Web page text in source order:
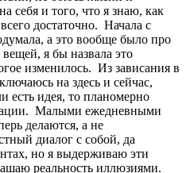
себя и того, что я знаю, как
достаточно. Начала с
а это вообще было про
я бы назвала это
изменилось. Из зависания в
на здесь и сейчас,
есть идея, то планомерно
Малыми ежедневными
делаются, а не
диалог с собой, да
но я выдерживаю эти
реальность иллюзиями.